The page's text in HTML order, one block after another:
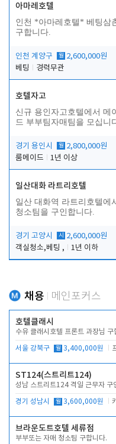
아마레호텔
인천 *아마레호텔* 베팅삼
구합니다.
인천 계양구 월 2,600,000원
베팅
경력무관
호텔자고
신규 용인자고호텔에서 메이
드 부부팀자매팀을 모십니
경기 용인시 월 2,800,000원
룸메이드
1년 이상
일산대화 라트리호텔
일산 대화역 라트리호텔에
청소팀을 구인합니다.
경기 고양시 시
2,600,000원
객실청소,베팅 ,
1년 이하
채용 메인포커스
호텔클래시
수유 클래시호텔 프론트 과장님 구
서울 강북구 월 3,400,000원
ST124(스트리트124)
성남 스트리트124 격일 근무자 구
경기 성남시 월 3,600,000원
브라운도트호텔 세류점
부부또는 자매 청소팀 구합니다.